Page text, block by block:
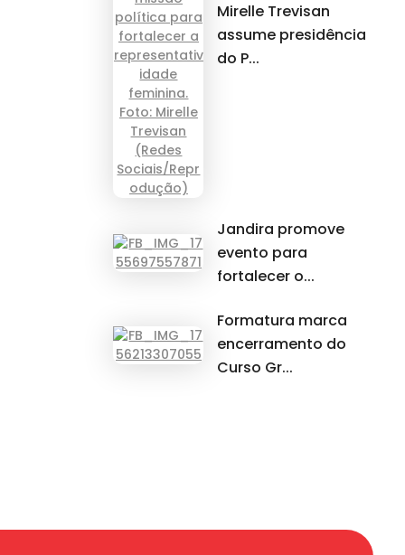
Mirelle Trevisan
assume presidência
do P...
Jandira promove
evento para
fortalecer o...
Formatura marca
encerramento do
Curso Gr...